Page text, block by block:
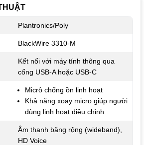
Plantronics/Poly
BlackWire 3310-M
Kết nối với máy tính thông qua
cổng USB-A hoặc USB-C
Micrô chống ồn linh hoạt
Khả năng xoay micro giúp người
dùng linh hoạt điều chỉnh
Âm thanh băng rộng (wideband),
HD Voice